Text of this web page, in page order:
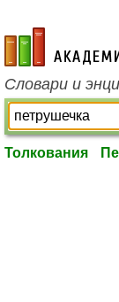
academic.ru
Словари и
Толкования